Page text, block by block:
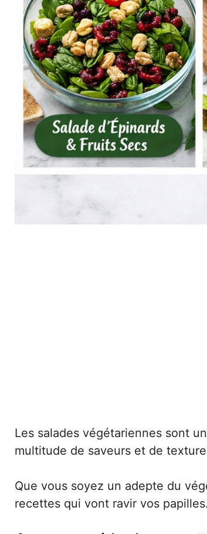
Les salades végétariennes sont
multitude de saveurs et de
Que vous soyez un adepte du
recettes qui vont ravir vos papilles.